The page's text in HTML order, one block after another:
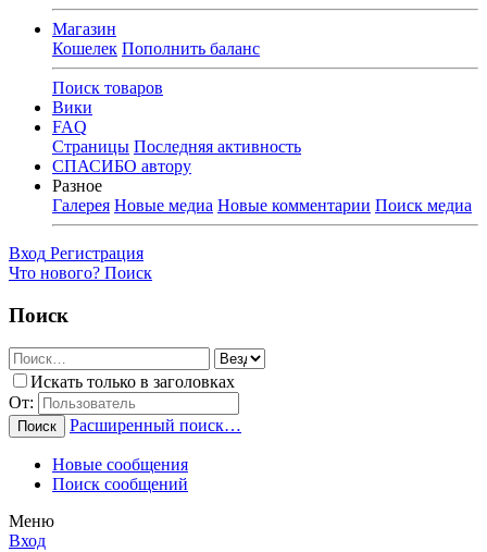
Магазин
Кошелек Пополнить баланс
Поиск товаров
Вики
FAQ
Страницы Последняя активность
СПАСИБО автору
Разное
Галерея Новые медиа Новые комментарии Поиск медиа
Вход Регистрация
Что нового? Поиск
Поиск
Искать только в заголовках
От:
Поиск Расширенный поиск…
Новые сообщения
Поиск сообщений
Меню
Вход